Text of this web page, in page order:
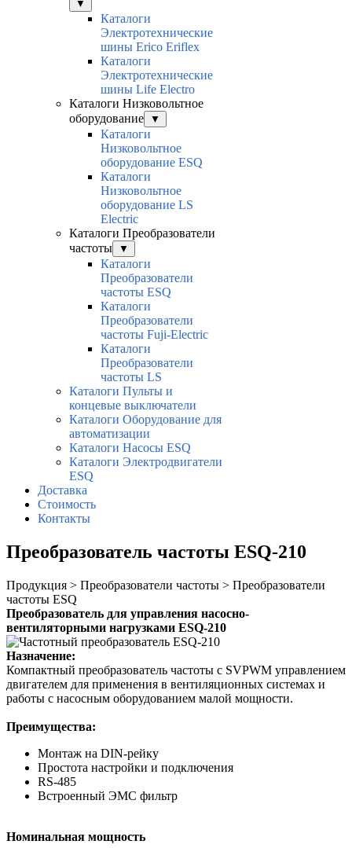
▼
Каталоги
Электротехнические
шины Erico Eriflex
Каталоги
Электротехнические
шины Life Electro
Каталоги Низковольтное
оборудование
▼
Каталоги
Низковольтное
оборудование ESQ
Каталоги
Низковольтное
оборудование LS
Electric
Каталоги Преобразователи
частоты
▼
Каталоги
Преобразователи
частоты ESQ
Каталоги
Преобразователи
частоты Fuji-Electric
Каталоги
Преобразователи
частоты LS
Каталоги Пульты и
концевые выключатели
Каталоги Оборудование для
автоматизации
Каталоги Насосы ESQ
Каталоги Электродвигатели
ESQ
Доставка
Стоимость
Контакты
Преобразователь частоты ESQ-210
Продукция > Преобразователи частоты > Преобразователи
частоты ESQ
Преобразователь для управления насосно-
вентиляторными нагрузками ESQ-210
Назначение:
Компактный преобразователь частоты с SVPWM управлением
двигателем для применения в вентиляционных системах и
работы с насосным оборудованием малой мощности.
Преимущества:
Монтаж на DIN-рейку
Простота настройки и подключения
RS-485
Встроенный ЭМС фильтр
Номинальная мощность